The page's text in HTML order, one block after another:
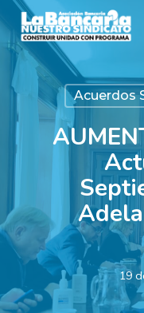
Skip
to
main
content
Acuerdos
19